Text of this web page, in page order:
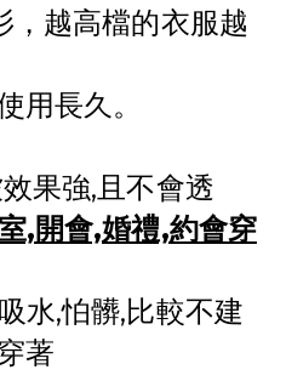
越高檔的衣服越
用長久。
果強,且不會透
,開會,婚禮,約會穿
水,怕髒,比較不建
著